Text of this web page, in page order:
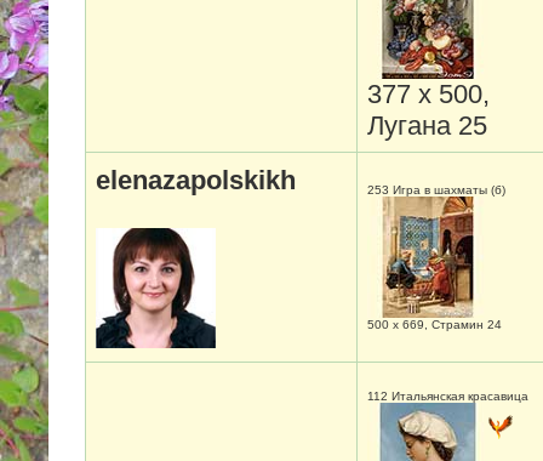
377 х 500,
Лугана 25
elenazapolskikh
253 Игра в шахматы (б)
500 х 669, Страмин 24
112 Итальянская красавица